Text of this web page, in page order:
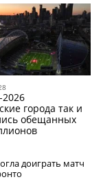
города так и
обещанных
доиграть матч